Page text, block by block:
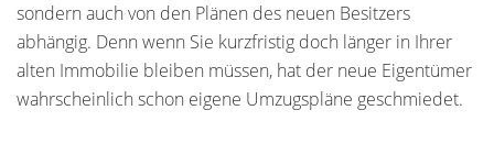
sondern auch von den Plänen des neuen Besitzers
abhängig. Denn wenn Sie kurzfristig doch länger in Ihrer
alten Immobilie bleiben müssen, hat der neue Eigentümer
wahrscheinlich schon eigene Umzugspläne geschmiedet.